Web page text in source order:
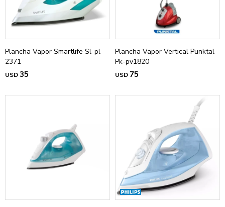
Plancha Vapor Smartlife Sl-pl
2371
USD35
Plancha Vapor Vertical Punktal
Pk-pv1820
USD 75